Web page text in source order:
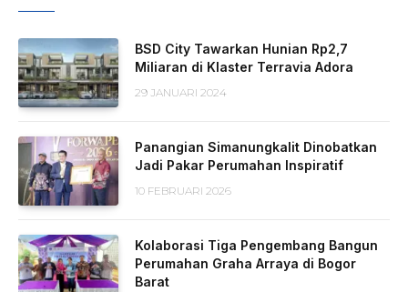
BSD City Tawarkan Hunian Rp2,7
Miliaran di Klaster Terravia Adora
29 JANUARI 2024
Panangian Simanungkalit Dinobatkan
Jadi Pakar Perumahan Inspiratif
10 FEBRUARI 2026
Kolaborasi Tiga Pengembang Bangun
Perumahan Graha Arraya di Bogor
Barat